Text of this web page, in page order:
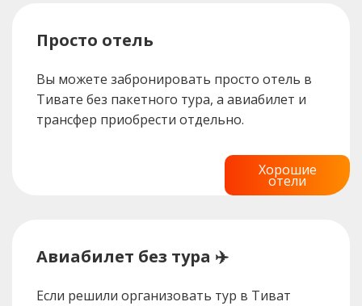
Просто отель
Вы можете забронировать просто отель в
Тивате без пакетного тура, а авиабилет и
трансфер приобрести отдельно.
Хорошие
отели
Авиабилет без тура ✈️
Если решили организовать тур в Тиват